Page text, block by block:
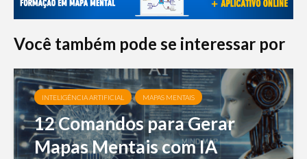
Você também pode se interessar por
INTELIGÊNCIA ARTIFICIAL MAPAS MENTAIS
12 Comandos para Gerar
Mapas Mentais com IA